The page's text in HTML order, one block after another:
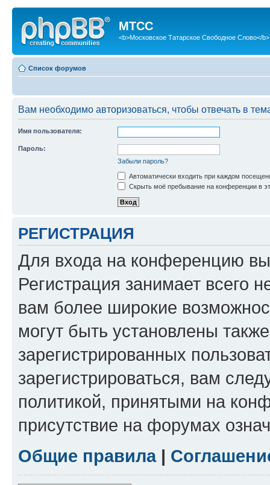
МТСС
<b>Московское Татарское Свободное Слово</b>
Список форумов
Вам необходимо авторизоваться, чтобы отвечать в
Имя пользователя:
Пароль:
Забыли пароль?
Автоматически входить при каждом
Скрыть моё пребывание на конференции в
РЕГИСТРАЦИЯ
Для входа на конференцию
Регистрация занимает всего
вам более широкие
могут быть установлены
зарегистрированных
зарегистрироваться, вам
политикой, принятыми на
присутствие на форумах
Общие правила|